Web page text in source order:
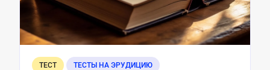
ТЕСТ ТЕСТЫ НА ЭРУДИЦИЮ